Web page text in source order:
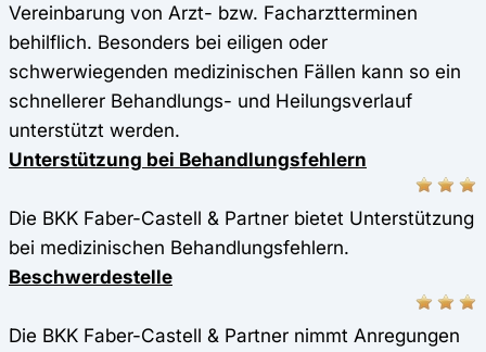
Vereinbarung von Arzt- bzw. Facharztterminen
behilflich. Besonders bei eiligen oder
schwerwiegenden medizinischen Fällen kann so ein
schnellerer Behandlungs- und Heilungsverlauf
unterstützt werden.
Unterstützung bei Behandlungsfehlern
Die BKK Faber-Castell & Partner bietet Unterstützung
bei medizinischen Behandlungsfehlern.
Beschwerdestelle
Die BKK Faber-Castell & Partner nimmt Anregungen